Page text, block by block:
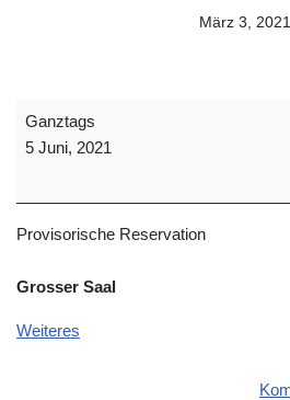
März 3, 2021
Ganztags
5 Juni, 2021
Provisorische Reservation
Grosser Saal
Weiteres